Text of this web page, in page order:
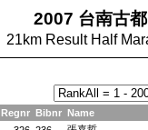
2007 台南古
21km Result Half
Regnr Bibnr Name